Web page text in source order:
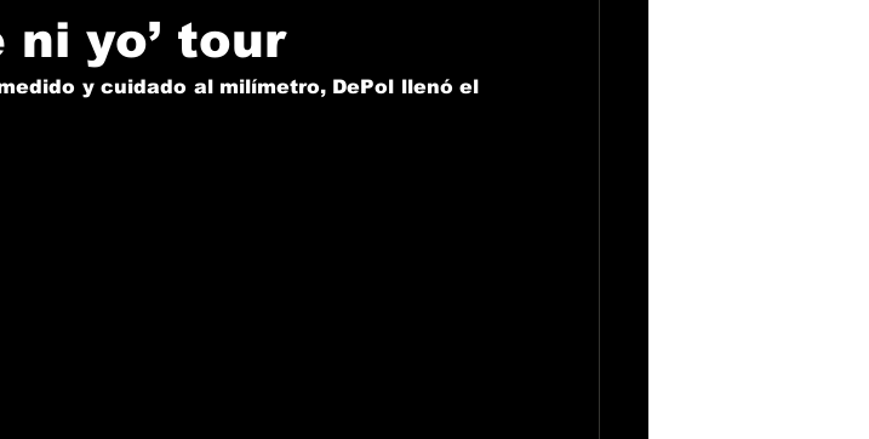
Shakira Martínez
ni yo’ tour
y cuidado al milímetro, DePol llenó el